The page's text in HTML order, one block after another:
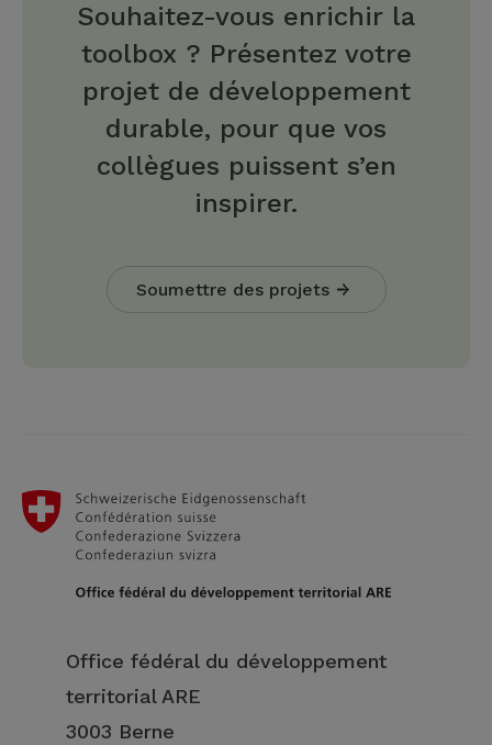
Souhaitez-vous enrichir la
toolbox ? Présentez votre
projet de développement
durable, pour que vos
collègues puissent s’en
inspirer.
Soumettre des projets
Office fédéral du développement
territorial ARE
3003 Berne